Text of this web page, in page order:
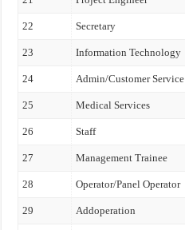
22 Secretary
23 Information Technology
24 Admin/Customer Service
25 Medical Services
26 Staff
27 Management Trainee
28 Operator/Panel Operator
29 Addoperation